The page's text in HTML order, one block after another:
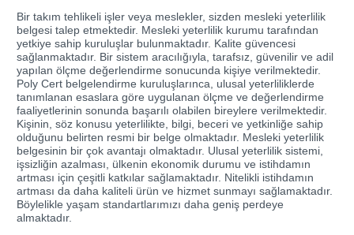
Bir takım tehlikeli işler veya meslekler, sizden mesleki yeterlilik
belgesi talep etmektedir. Mesleki yeterlilik kurumu tarafından
yetkiye sahip kuruluşlar bulunmaktadır. Kalite güvencesi
sağlanmaktadır. Bir sistem aracılığıyla, tarafsız, güvenilir ve adil
yapılan ölçme değerlendirme sonucunda kişiye verilmektedir.
Poly Cert belgelendirme kuruluşlarınca, ulusal yeterliliklerde
tanımlanan esaslara göre uygulanan ölçme ve değerlendirme
faaliyetlerinin sonunda başarılı olabilen bireylere verilmektedir.
Kişinin, söz konusu yeterlilikte, bilgi, beceri ve yetkinliğe sahip
olduğunu belirten resmi bir belge olmaktadır. Mesleki yeterlilik
belgesinin bir çok avantajı olmaktadır. Ulusal yeterlilik sistemi,
işsizliğin azalması, ülkenin ekonomik durumu ve istihdamın
artması için çeşitli katkılar sağlamaktadır. Nitelikli istihdamın
artması da daha kaliteli ürün ve hizmet sunmayı sağlamaktadır.
Böylelikle yaşam standartlarımızı daha geniş perdeye
almaktadır.